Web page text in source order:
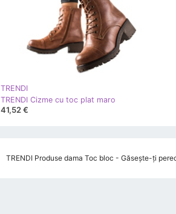
TRENDI
TRENDI Cizme cu toc plat maro
41,52 €
TRENDI Produse dama Toc bloc - Găsește-ți